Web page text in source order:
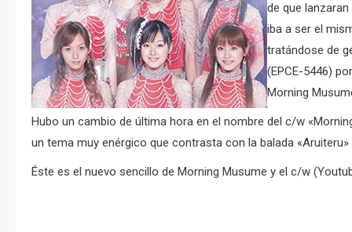
de que
iba a ser el
tratándose de
(EPCE-5446)
Morning
Hubo un cambio de última hora en el nombre del c/w
un tema muy enérgico que contrasta con la balada
Éste es el nuevo sencillo de Morning Musume y el c/w